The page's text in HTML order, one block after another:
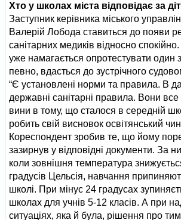
Хто у школах міста відповідає за
Заступник керівника міського
Валерій Лобода ставиться до появи
санітарних медиків відносно
уже намагається опротестувати один з
певно, вдасться до зустрічного
“Є установлені норми та правила. В
державні санітарні правила. Вони
вини в тому, що сталося в середній
робить свій висновок освітянський
Кореспондент зробив те, що йому
зазирнув у відповідні документи. За
коли зовнішня температура
градусів Цельсія, навчання
школі. При мінус 24 градусах
школах для учнів 5-12 класів. А при
ситуаціях, яка й була, рішення про